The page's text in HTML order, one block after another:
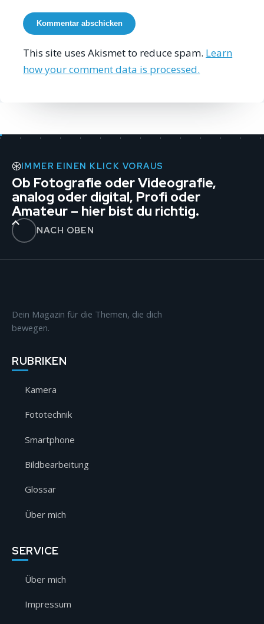
This site uses Akismet to reduce spam. Learn
how your comment data is processed.
IMMER EINEN KLICK VORAUS
Ob Fotografie oder Videografie,
analog oder digital, Profi oder
Amateur – hier bist du richtig.
NACH OBEN
Dein Magazin für die Themen, die dich
bewegen.
RUBRIKEN
Kamera
Fototechnik
Smartphone
Bildbearbeitung
Glossar
Über mich
SERVICE
Über mich
Impressum